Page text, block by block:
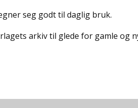
seg godt til daglig bruk.
arkiv til glede for gamle og